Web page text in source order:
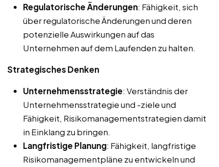
Regulatorische Änderungen: Fähigkeit, sich
über regulatorische Änderungen und deren
potenzielle Auswirkungen auf das
Unternehmen auf dem Laufenden zu halten.
Strategisches Denken
Unternehmensstrategie: Verständnis der
Unternehmensstrategie und -ziele und
Fähigkeit, Risikomanagementstrategien damit
in Einklang zu bringen.
Langfristige Planung: Fähigkeit, langfristige
Risikomanagementpläne zu entwickeln und